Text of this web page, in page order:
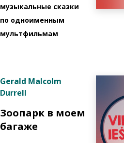
музыкальные сказки
по одноименным
мультфильмам
Gerald Malcolm
Durrell
Зоопарк в моем
багаже